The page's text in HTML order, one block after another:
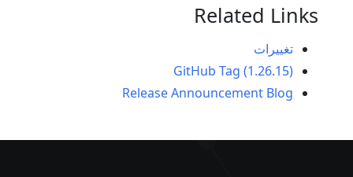
Related Links
تغییرات
GitHub Tag (1.26.15)
Release Announcement Blog